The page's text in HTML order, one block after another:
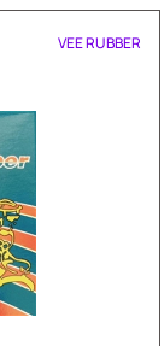
VEE RUBBER